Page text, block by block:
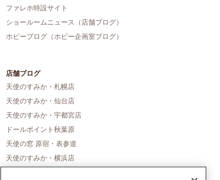
ファレホ特設サイト
ショールームニュース（店舗ブログ）
ホビーブログ（ホビー企画室ブログ）
店舗ブログ
天使のすみか・札幌店
天使のすみか・仙台店
天使のすみか・宇都宮店
ドールポイント秋葉原
天使の窓 原宿・表参道
天使のすみか・横浜店